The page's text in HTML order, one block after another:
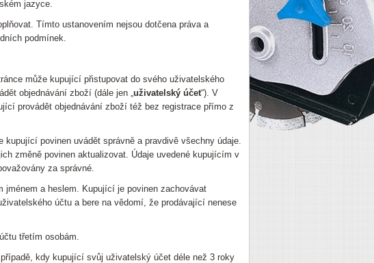
jazyce.
Tímto ustanovením nejsou dotčena práva a
podmínek.
může kupující přistupovat do svého uživatelského
objednávání zboží (dále jen „uživatelský účet“). V
provádět objednávání zboží též bez registrace přímo z
povinen uvádět správně a pravdivě všechny údaje.
změně povinen aktualizovat. Údaje uvedené kupujícím v
za správné.
a heslem. Kupující je povinen zachovávat
účtu a bere na vědomí, že prodávající nenese
třetím osobám.
kdy kupující svůj uživatelský účet déle než 3 roky